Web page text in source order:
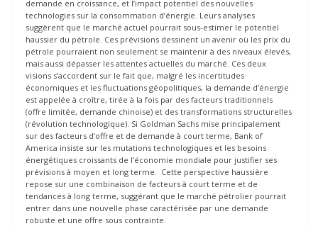
demande en croissance, et l’impact potentiel des nouvelles
technologies sur la consommation d’énergie. Leurs analyses
suggèrent que le marché actuel pourrait sous-estimer le potentiel
haussier du pétrole. Ces prévisions dessinent un avenir où les prix du
pétrole pourraient non seulement se maintenir à des niveaux élevés,
mais aussi dépasser les attentes actuelles du marché. Ces deux
visions s’accordent sur le fait que, malgré les incertitudes
économiques et les fluctuations géopolitiques, la demande d’énergie
est appelée à croître, tirée à la fois par des facteurs traditionnels
(offre limitée, demande chinoise) et des transformations structurelles
(révolution technologique). Si Goldman Sachs mise principalement
sur des facteurs d’offre et de demande à court terme, Bank of
America insiste sur les mutations technologiques et les besoins
énergétiques croissants de l’économie mondiale pour justifier ses
prévisions à moyen et long terme. Cette perspective haussière
repose sur une combinaison de facteurs à court terme et de
tendances à long terme, suggérant que le marché pétrolier pourrait
entrer dans une nouvelle phase caractérisée par une demande
robuste et une offre sous contrainte.